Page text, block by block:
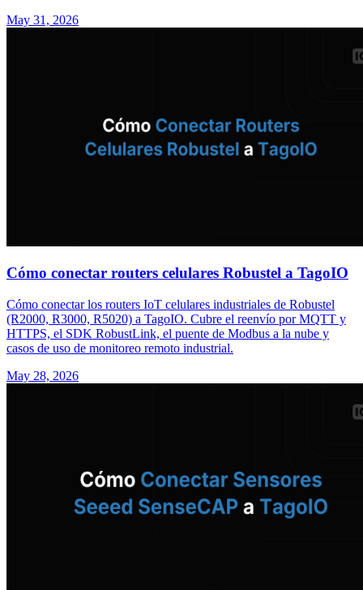
May 31, 2026
Cómo conectar routers celulares Robustel a TagoIO
Cómo conectar los routers IoT celulares industriales de Robustel
(R2000, R3000, R5020) a TagoIO. Cubre el reenvío por MQTT y
HTTPS, el SDK RobustLink, el puente de Modbus a la nube y
casos de uso de monitoreo remoto industrial.
May 28, 2026